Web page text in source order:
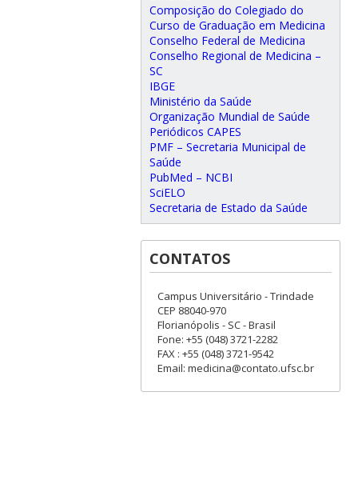
Composição do Colegiado do
Curso de Graduação em Medicina
Conselho Federal de Medicina
Conselho Regional de Medicina –
SC
IBGE
Ministério da Saúde
Organização Mundial de Saúde
Periódicos CAPES
PMF – Secretaria Municipal de
Saúde
PubMed – NCBI
SciELO
Secretaria de Estado da Saúde
CONTATOS
Campus Universitário - Trindade
CEP 88040-970
Florianópolis - SC - Brasil
Fone: +55 (048) 3721-2282
FAX : +55 (048) 3721-9542
Email: medicina@contato.ufsc.br